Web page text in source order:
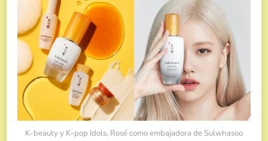
K-beauty y K-pop Idols, Rosé como embajadora de Sulwhasoo